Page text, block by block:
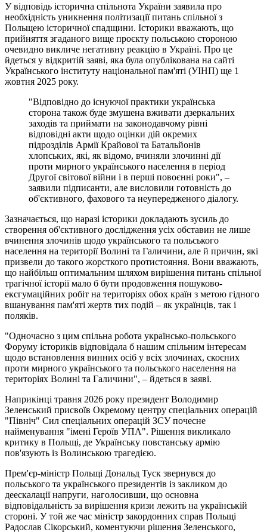
У відповідь історична спільнота України заявила про
необхідність уникнення політизації питань спільної з
Польщею історичної спадщини. Історики вважають, що
прийняття згаданого вище проєкту польською стороною
очевидно викличе негативну реакцію в Україні. Про це
йдеться у відкритій заяві, яка була опублікована на сайті
Українського інституту національної пам'яті (УІНП) ще 1
жовтня 2025 року.
"Відповідно до існуючої практики українська
сторона також буде змушена вживати дзеркальних
заходів та приймати на законодавчому рівні
відповідні акти щодо оцінки дій окремих
підрозділів Армії Крайової та Батальйонів
хлопських, які, як відомо, вчиняли злочинні дії
проти мирного українського населення в період
Другої світової війни і в перші повоєнні роки", –
заявили підписанти, але висловили готовність до
об'єктивного, фахового та неупередженого діалогу.
Зазначається, що наразі історики докладають зусиль до
створення об'єктивного дослідження усіх обставин не лише
вчинення злочинів щодо українського та польського
населення на території Волині та Галичини, але й причин, які
призвели до такого жорсткого протистояння. Вони вважають,
що найбільш оптимальним шляхом вирішення питань спільної
трагічної історії мало б бути продовження пошуково-
ексгумаційних робіт на територіях обох країн з метою гідного
вшанування пам'яті жертв тих подій – як українців, так і
поляків.
"Одночасно з цим спільна робота українсько-польського
Форуму істориків відповідала б нашим спільним інтересам
щодо встановлення винних осіб у всіх злочинах, скоєних
проти мирного українського та польського населення на
територіях Волині та Галичини", – йдеться в заяві.
Наприкінці травня 2026 року президент Володимир
Зеленський присвоїв Окремому центру спеціальних операцій
"Північ" Сил спеціальних операцій ЗСУ почесне
найменування "імені Героїв УПА". Рішення викликало
критику в Польщі, де Українську повстанську армію
пов'язують із Волинською трагедією.
Прем'єр-міністр Польщі Дональд Туск звернувся до
польського та українського президентів із закликом до
деескалації напруги, наголосивши, що основна
відповідальність за вирішення кризи лежить на українській
стороні. У той же час міністр закордонних справ Польщі
Радослав Сікорський, коментуючи рішення Зеленського,